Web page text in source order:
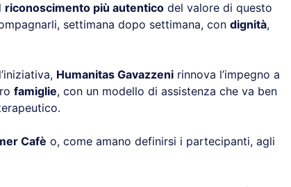
riconoscimento più autentico del valore di questo
settimana dopo settimana, con dignità,
Humanitas Gavazzeni rinnova l’impegno a
famiglie, con un modello di assistenza che va ben
Cafè o, come amano definirsi i partecipanti, agli